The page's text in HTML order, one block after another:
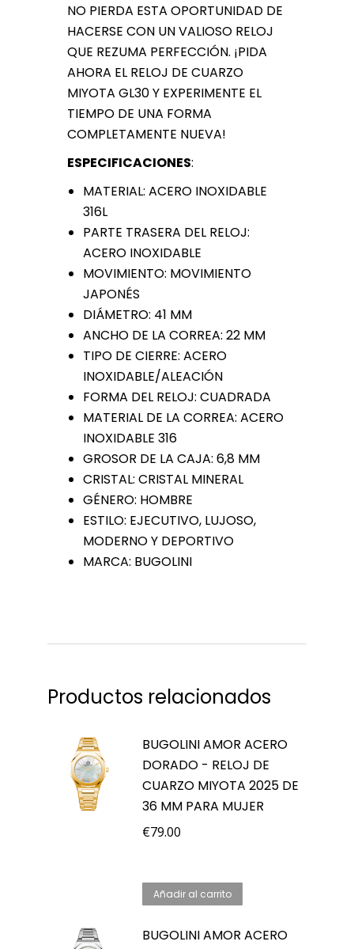
NO PIERDA ESTA OPORTUNIDAD DE
HACERSE CON UN VALIOSO RELOJ
QUE REZUMA PERFECCIÓN. ¡PIDA
AHORA EL RELOJ DE CUARZO
MIYOTA GL30 Y EXPERIMENTE EL
TIEMPO DE UNA FORMA
COMPLETAMENTE NUEVA!
ESPECIFICACIONES:
MATERIAL: ACERO INOXIDABLE
316L
PARTE TRASERA DEL RELOJ:
ACERO INOXIDABLE
MOVIMIENTO: MOVIMIENTO
JAPONÉS
DIÁMETRO: 41 MM
ANCHO DE LA CORREA: 22 MM
TIPO DE CIERRE: ACERO
INOXIDABLE/ALEACIÓN
FORMA DEL RELOJ: CUADRADA
MATERIAL DE LA CORREA: ACERO
INOXIDABLE 316
GROSOR DE LA CAJA: 6,8 MM
CRISTAL: CRISTAL MINERAL
GÉNERO: HOMBRE
ESTILO: EJECUTIVO, LUJOSO,
MODERNO Y DEPORTIVO
MARCA: BUGOLINI
Productos relacionados
BUGOLINI AMOR ACERO
DORADO - RELOJ DE
CUARZO MIYOTA 2025 DE
36 MM PARA MUJER
€79.00
Añadir al carrito
BUGOLINI AMOR ACERO